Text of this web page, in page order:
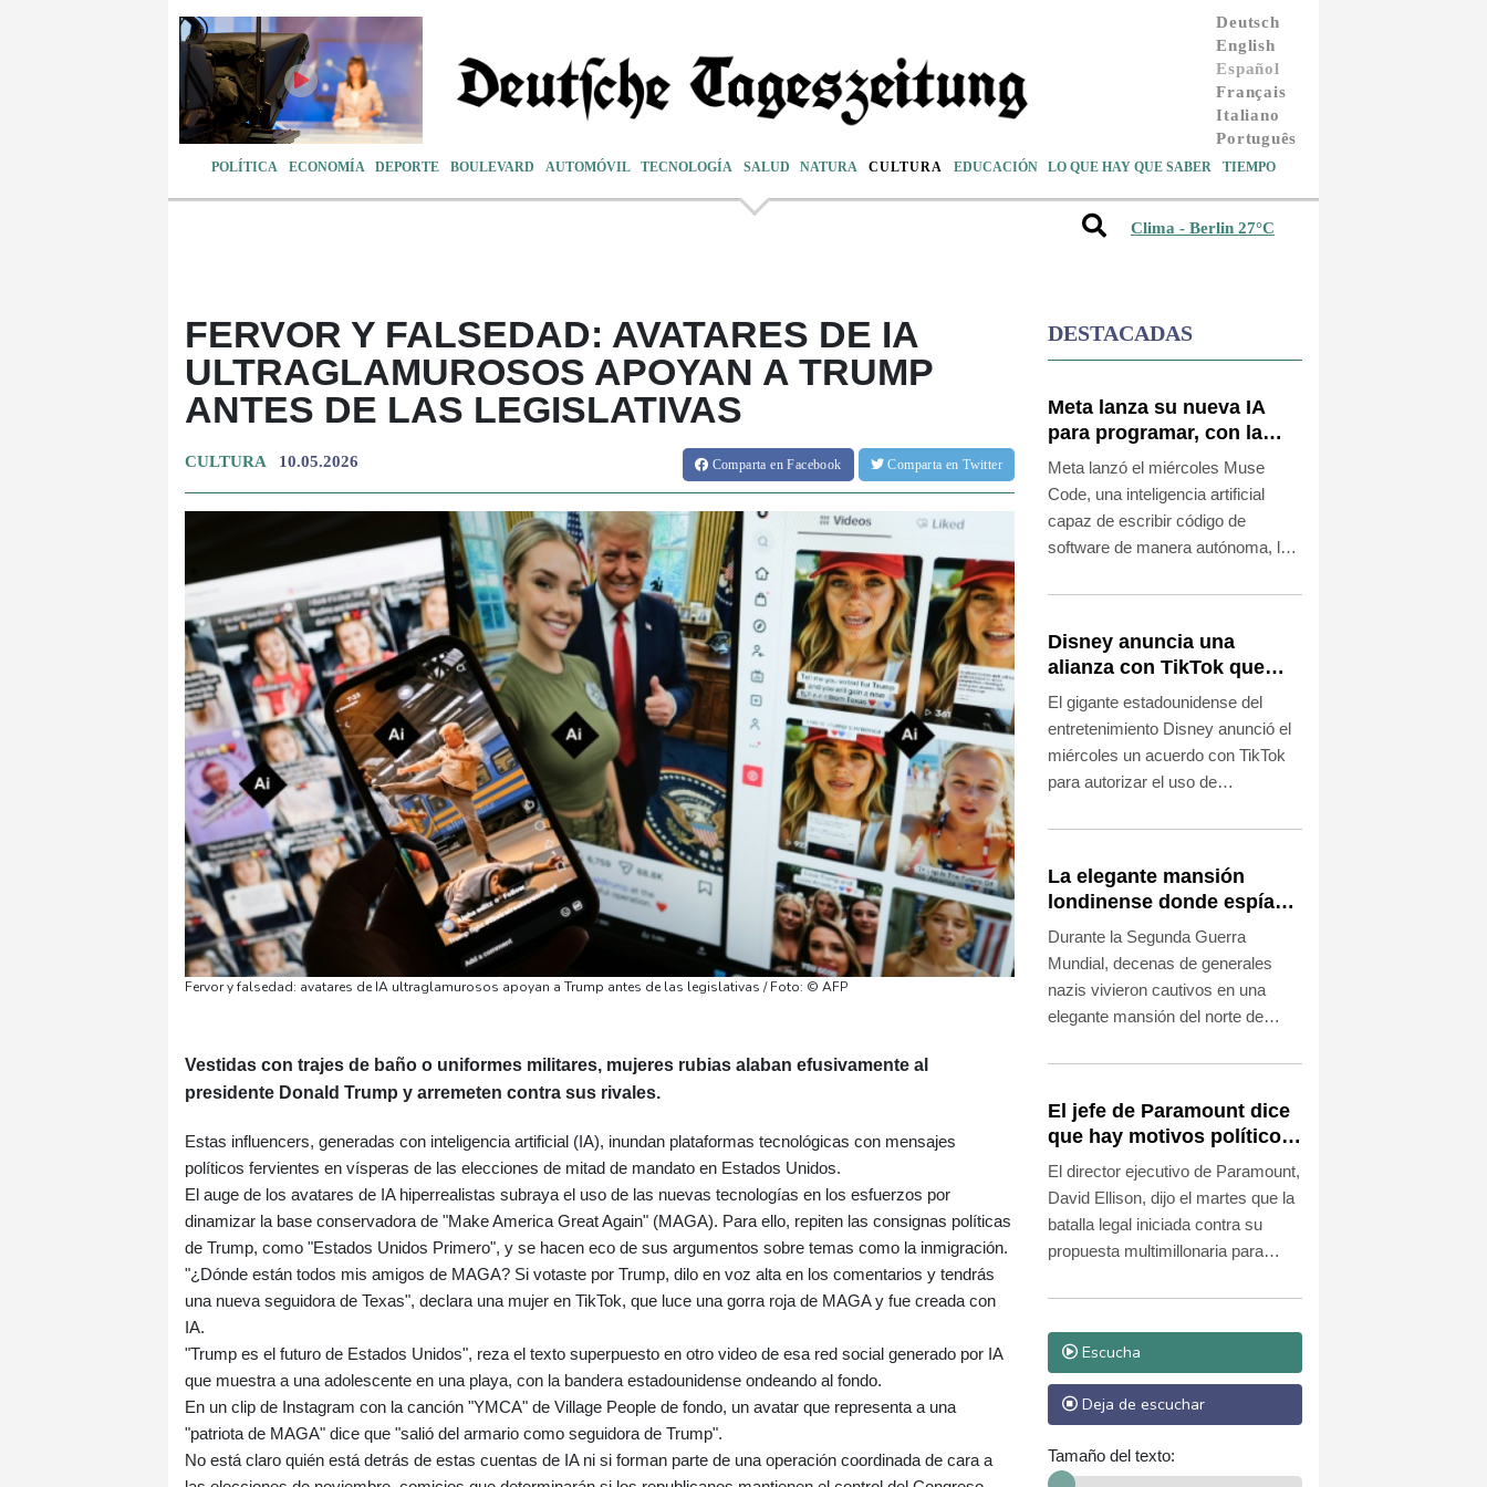
Deutsch
English
Español
Français
Italiano
Português
POLÍTICA ECONOMÍA DEPORTE BOULEVARD AUTOMÓVIL TECNOLOGÍA SALUD NATURA CULTURA EDUCACIÓN LO QUE HAY QUE SABER TIEMPO
Clima - Berlin 27°C
FERVOR Y FALSEDAD: AVATARES DE IA
ULTRAGLAMUROSOS APOYAN A TRUMP
ANTES DE LAS LEGISLATIVAS
CULTURA 10.05.2026 Compartaen Facebook Comparta en Twitter
Fervor y falsedad: avatares de IA ultraglamurosos apoyan a Trump antes de las legislativas / Foto: © AFP
Vestidas con trajes de baño o uniformes militares, mujeres rubias alaban efusivamente al
presidente Donald Trump y arremeten contra sus rivales.
Estas influencers, generadas con inteligencia artificial (IA), inundan plataformas tecnológicas con mensajes
políticos fervientes en vísperas de las elecciones de mitad de mandato en Estados Unidos.
El auge de los avatares de IA hiperrealistas subraya el uso de las nuevas tecnologías en los esfuerzos por
dinamizar la base conservadora de "Make America Great Again" (MAGA). Para ello, repiten las consignas políticas
de Trump, como "Estados Unidos Primero", y se hacen eco de sus argumentos sobre temas como la inmigración.
"¿Dónde están todos mis amigos de MAGA? Si votaste por Trump, dilo en voz alta en los comentarios y tendrás
una nueva seguidora de Texas", declara una mujer en TikTok, que luce una gorra roja de MAGA y fue creada con
IA.
"Trump es el futuro de Estados Unidos", reza el texto superpuesto en otro video de esa red social generado por IA
que muestra a una adolescente en una playa, con la bandera estadounidense ondeando al fondo.
En un clip de Instagram con la canción "YMCA" de Village People de fondo, un avatar que representa a una
"patriota de MAGA" dice que "salió del armario como seguidora de Trump".
No está claro quién está detrás de estas cuentas de IA ni si forman parte de una operación coordinada de cara a
DESTACADAS
Meta lanza su nueva IA
para programar, con la
que busca competir con
OpenAI y Anthropic
Meta lanzó el miércoles Muse
Code, una inteligencia artificial
capaz de escribir código de
software de manera autónoma, lo
segmento más lucrativo del
generativa.
Disney anuncia una
alianza con TikTok que
autoriza el uso de
fragmentos de sus
El gigante estadounidense del
entretenimiento Disney anunció el
miércoles un acuerdo con TikTok
para autorizar el uso de
series en los videos cortos
asiática.
La elegante mansión
londinense donde espías
escuchaban a prisioneros
nazis
Durante la Segunda Guerra
Mundial, decenas de generales
nazis vivieron cautivos en una
elegante mansión del norte de
escuchaban sus conversaciones.
para contar una de las operaciones
de espionaje más discretas del
Reino Unido.
El jefe de Paramount dice
que hay motivos políticos
tras la pugna por la
compra de Warner Bros.
El director ejecutivo de Paramount,
David Ellison, dijo el martes que la
batalla legal iniciada contra su
propuesta multimillonaria para
está más impulsada por motivos
políticos que por preocupaciones
de mercado.
Escucha
Deja de escuchar
Tamaño del texto: